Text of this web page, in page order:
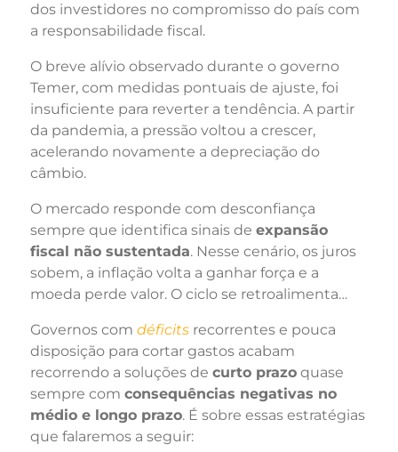
dos investidores no compromisso do país com
a responsabilidade fiscal.
O breve alívio observado durante o governo
Temer, com medidas pontuais de ajuste, foi
insuficiente para reverter a tendência. A partir
da pandemia, a pressão voltou a crescer,
acelerando novamente a depreciação do
câmbio.
O mercado responde com desconfiança
sempre que identifica sinais de expansão
fiscal não sustentada. Nesse cenário, os juros
sobem, a inflação volta a ganhar força e a
moeda perde valor. O ciclo se retroalimenta…
Governos com déficitsrecorrentes e pouca
disposição para cortar gastos acabam
recorrendo a soluções de curto prazoquase
sempre com consequências negativas no
médio e longo prazo. É sobre essas estratégias
que falaremos a seguir: